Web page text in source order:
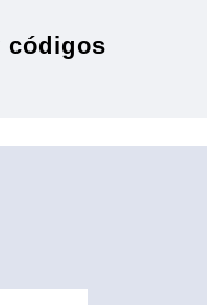
códigos